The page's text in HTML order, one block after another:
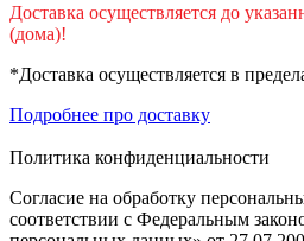
Доставка осуществляется до
(дома)!
*Доставка осуществляется в
Подробнее про доставку
Политика конфиденциальности
Согласие на обработку
соответствии с Федеральным